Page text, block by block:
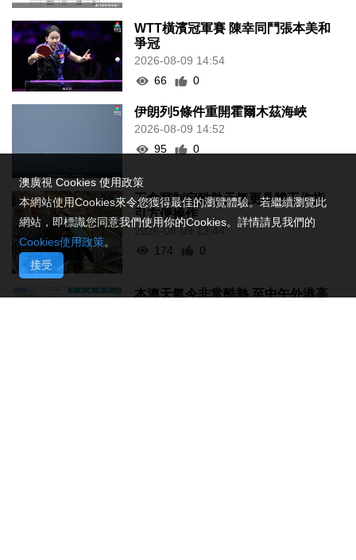
WTT橫濱冠軍賽 陳幸同鬥張本美和
爭冠
2026-08-09 14:54
66
0
伊朗列5條件重開霍爾木茲海峽
2026-08-09 14:52
95
0
工會冀制定酷熱天氣更具體工作指
引方便操作
2026-08-09 13:44
174
0
本澳天氣今非常酷熱 至中午外港高
澳廣視 Cookies 使用政策
本網站使用Cookies來令您獲得最佳的瀏覽體驗。若繼續瀏覽此
網站，即標識您同意我們使用你的Cookies。詳情請見我們的
Cookies使用政策。
接受